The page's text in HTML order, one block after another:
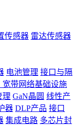
传感器 雷达传感器
电池管理 接口与隔
宽带网络基础设施
理 GaN晶圆 线性产
器 DLP产品 接口
集成电路 多芯片封